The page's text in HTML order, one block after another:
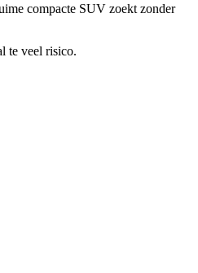
compacte SUV zoekt zonder
te veel risico.